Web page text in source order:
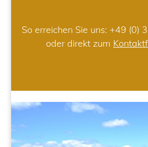
So erreichen Sie uns: +49 (0)
oder direkt zum